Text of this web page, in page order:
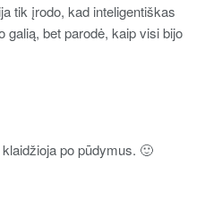
tik įrodo, kad inteligentiškas
galią, bet parodė, kaip visi bijo
po pūdymus. 🙂